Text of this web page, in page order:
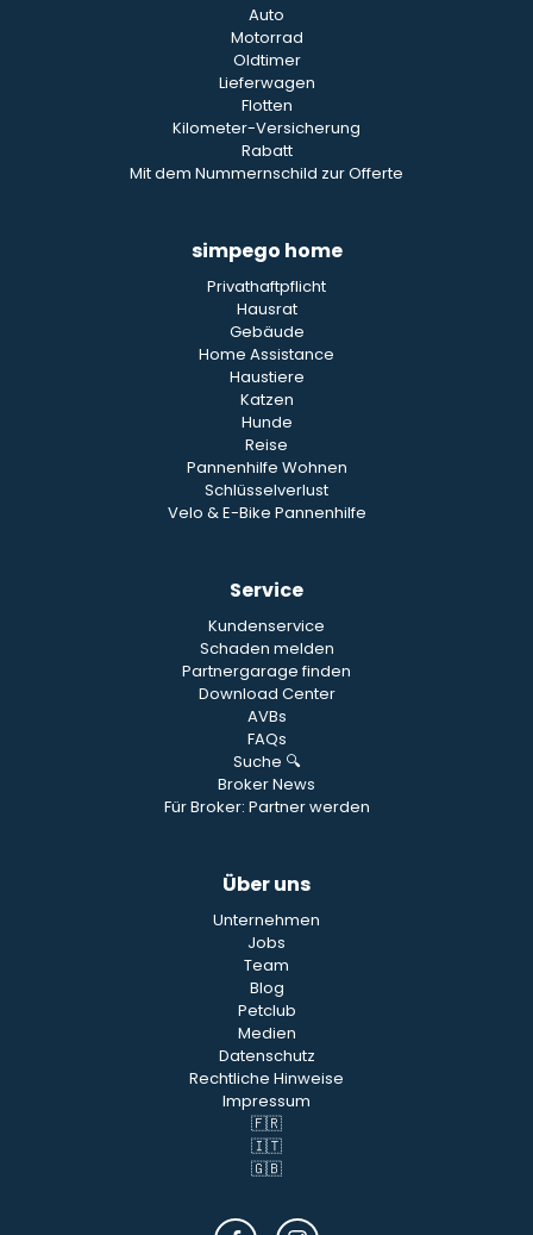
Auto
Motorrad
Oldtimer
Lieferwagen
Flotten
Kilometer-Versicherung
Rabatt
Mit dem Nummernschild zur Offerte
simpego home
Privathaftpflicht
Hausrat
Gebäude
Home Assistance
Haustiere
Katzen
Hunde
Reise
Pannenhilfe Wohnen
Schlüsselverlust
Velo & E-Bike Pannenhilfe
Service
Kundenservice
Schaden melden
Partnergarage finden
Download Center
AVBs
FAQs
Suche 🔍
Broker News
Für Broker: Partner werden
Über uns
Unternehmen
Jobs
Team
Blog
Petclub
Medien
Datenschutz
Rechtliche Hinweise
Impressum
🇫🇷
🇮🇹
🇬🇧